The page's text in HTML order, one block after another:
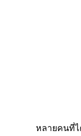
หลายคนที่ไ